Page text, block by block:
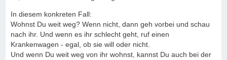
In diesem konkreten Fall:
Wohnst Du weit weg? Wenn nicht, dann geh vorbei und schau
nach ihr. Und wenn es ihr schlecht geht, ruf einen
Krankenwagen - egal, ob sie will oder nicht.
Und wenn Du weit weg von ihr wohnst, kannst Du auch bei der